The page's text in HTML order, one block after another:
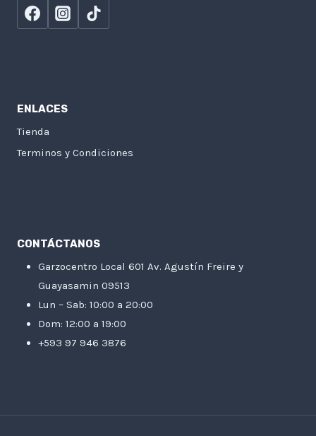
ENLACES
Tienda
Terminos y Condiciones
CONTÁCTANOS
Garzocentro Local 601 Av. Agustín Freire y
Guayasamin 09513
Lun – Sab: 10:00 a 20:00
Dom: 12:00 a 19:00
+593 97 946 3876